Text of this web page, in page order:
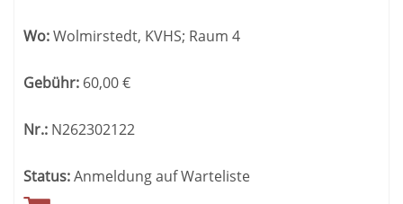
Wo:Wolmirstedt, KVHS; Raum 4
Gebühr: 60,00€
Nr.: N262302122
Status:Anmeldung auf Warteliste